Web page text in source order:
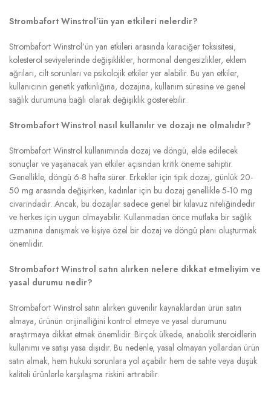
Strombafort Winstrol’ün yan etkileri nelerdir?
Strombafort Winstrol’ün yan etkileri arasında karaciğer toksisitesi,
kolesterol seviyelerinde değişiklikler, hormonal dengesizlikler, eklem
ağrıları, cilt sorunları ve psikolojik etkiler yer alabilir. Bu yan etkiler,
kullanıcının genetik yatkınlığına, dozajına, kullanım süresine ve genel
sağlık durumuna bağlı olarak değişiklik gösterebilir.
Strombafort Winstrol nasıl kullanılır ve dozajı ne olmalıdır?
Strombafort Winstrol kullanımında dozaj ve döngü, elde edilecek
sonuçlar ve yaşanacak yan etkiler açısından kritik öneme sahiptir.
Genellikle, döngü 6-8 hafta sürer. Erkekler için tipik dozaj, günlük 20-
50 mg arasında değişirken, kadınlar için bu dozaj genellikle 5-10 mg
civarındadır. Ancak, bu dozajlar sadece genel bir kılavuz niteliğindedir
ve herkes için uygun olmayabilir. Kullanmadan önce mutlaka bir sağlık
uzmanına danışmak ve kişiye özel bir dozaj ve döngü planı oluşturmak
önemlidir.
Strombafort Winstrol satın alırken nelere dikkat etmeliyim ve
yasal durumu nedir?
Strombafort Winstrol satın alırken güvenilir kaynaklardan ürün satın
almaya, ürünün orijinalliğini kontrol etmeye ve yasal durumunu
araştırmaya dikkat etmek önemlidir. Birçok ülkede, anabolik steroidlerin
kullanımı ve satışı yasa dışıdır. Bu nedenle, yasal olmayan yollardan ürün
satın almak, hem hukuki sorunlara yol açabilir hem de sahte veya düşük
kaliteli ürünlerle karşılaşma riskini artırabilir.